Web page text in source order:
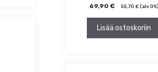
69,90 € 55,70 €(alv 0%)
Lisää ostoskoriin